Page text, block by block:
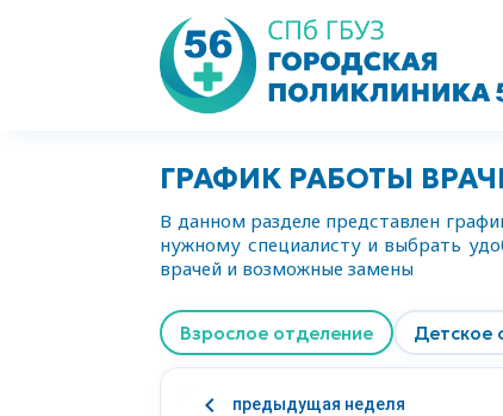
ГРАФИК РАБОТЫ
В данном разделе представлен
нужному специалисту и выбрать
врачей и возможные замены
Взрослое отделение Детское